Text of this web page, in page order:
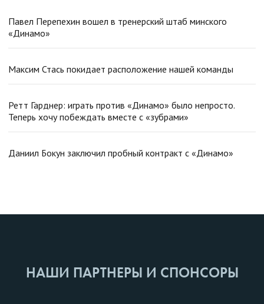
Павел Перепехин вошел в тренерский штаб минского
«Динамо»
Максим Стась покидает расположение нашей команды
Ретт Гарднер: играть против «Динамо» было непросто.
Теперь хочу побеждать вместе с «зубрами»
Даниил Бокун заключил пробный контракт с «Динамо»
НАШИ ПАРТНЕРЫ И СПОНСОРЫ